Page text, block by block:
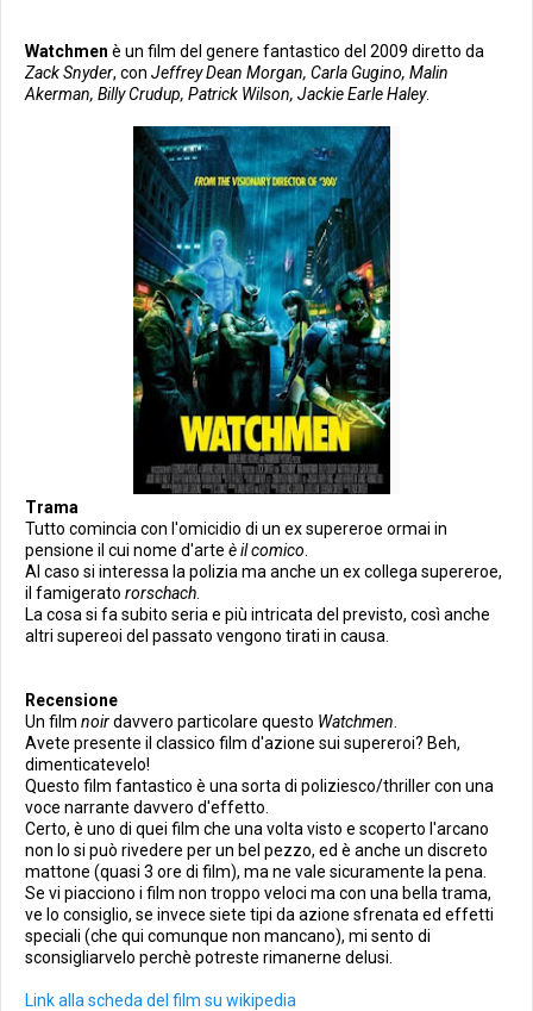
Watchmen è un film del genere fantastico del 2009 diretto da
Zack Snyder, con Jeffrey Dean Morgan, Carla Gugino, Malin
Akerman, Billy Crudup, Patrick Wilson, Jackie Earle Haley.
Trama
Tutto comincia con l'omicidio di un ex supereroe ormai in
pensione il cui nome d'arte è il comico
Al caso si interessa la polizia ma anche un ex collega supereroe,
il famigerato rorschach
La cosa si fa subito seria e più intricata del previsto, così anche
altri supereoi del passato vengono tirati in causa.
Recensione
Un film noirdavvero particolare questo Watchmen
Avete presente il classico film d'azione sui supereroi? Beh,
dimenticatevelo!
Questo film fantastico è una sorta di poliziesco/thriller con una
voce narrante davvero d'effetto.
Certo, è uno di quei film che una volta visto e scoperto l'arcano
non lo si può rivedere per un bel pezzo, ed è anche un discreto
mattone (quasi 3 ore di film), ma ne vale sicuramente la pena.
Se vi piacciono i film non troppo veloci ma con una bella trama,
ve lo consiglio, se invece siete tipi da azione sfrenata ed effetti
speciali (che qui comunque non mancano), mi sento di
sconsigliarvelo perchè potreste rimanerne delusi.
Link alla scheda del film su wikipedia